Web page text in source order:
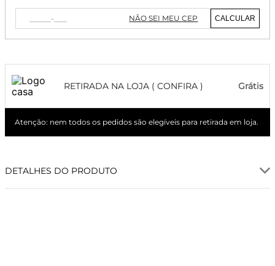
NÃO SEI MEU CEP CALCULAR
RETIRADA NA LOJA ( CONFIRA ) Grátis
Atenção: nem todos os pedidos são elegíveis para retirada em loja.
DETALHES DO PRODUTO